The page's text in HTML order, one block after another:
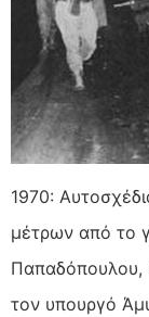
1970:
μέτρων από το
Παπαδόπουλου,
τον υπουργό